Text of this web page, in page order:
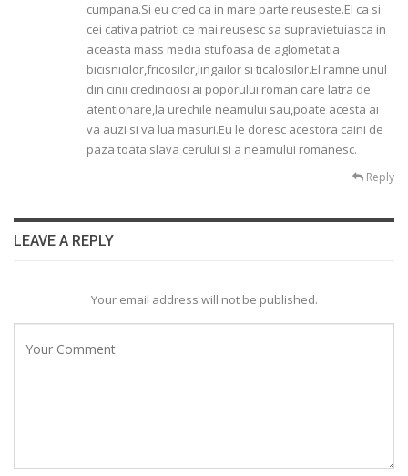
cumpana.Si eu cred ca in mare parte reuseste.El ca si
cei cativa patrioti ce mai reusesc sa supravietuiasca in
aceasta mass media stufoasa de aglometatia
bicisnicilor,fricosilor,lingailor si ticalosilor.El ramne unul
din cinii credinciosi ai poporului roman care latra de
atentionare,la urechile neamului sau,poate acesta ai
va auzi si va lua masuri.Eu le doresc acestora caini de
paza toata slava cerului si a neamului romanesc.
Reply
LEAVE A REPLY
Your email address will not be published.